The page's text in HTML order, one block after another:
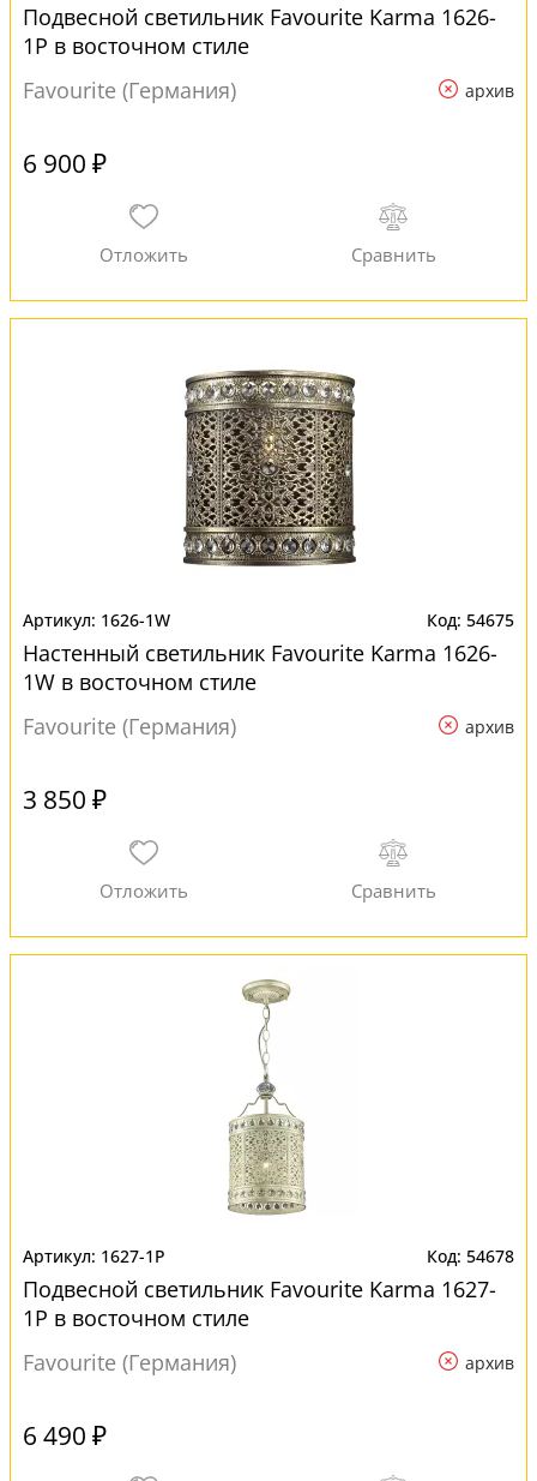
Подвесной светильник Favourite Karma 1626-
1P в восточном стиле
Favourite (Германия)
архив
6 900 ₽
1626-1W 54675
Настенный светильник Favourite Karma 1626-
1W в восточном стиле
Favourite (Германия)
архив
3 850 ₽
1627-1P 54678
Подвесной светильник Favourite Karma 1627-
1P в восточном стиле
Favourite (Германия)
архив
6 490 ₽